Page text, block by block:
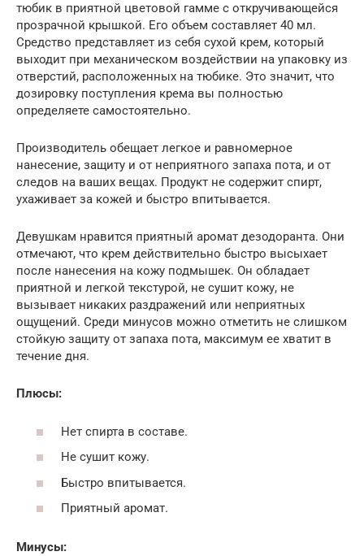
тюбик в приятной цветовой гамме с откручивающейся
прозрачной крышкой. Его объем составляет 40 мл.
Средство представляет из себя сухой крем, который
выходит при механическом воздействии на упаковку из
отверстий, расположенных на тюбике. Это значит, что
дозировку поступления крема вы полностью
определяете самостоятельно.
Производитель обещает легкое и равномерное
нанесение, защиту и от неприятного запаха пота, и от
следов на ваших вещах. Продукт не содержит спирт,
ухаживает за кожей и быстро впитывается.
Девушкам нравится приятный аромат дезодоранта. Они
отмечают, что крем действительно быстро высыхает
после нанесения на кожу подмышек. Он обладает
приятной и легкой текстурой, не сушит кожу, не
вызывает никаких раздражений или неприятных
ощущений. Среди минусов можно отметить не слишком
стойкую защиту от запаха пота, максимум ее хватит в
течение дня.
Плюсы:
Нет спирта в составе.
Не сушит кожу.
Быстро впитывается.
Приятный аромат.
Минусы: